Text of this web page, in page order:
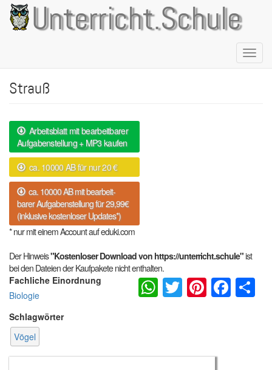
Direkt
zum
Inhalt
Unterricht.Schule
Strauß
Arbeitsblatt mit bearbeitbarer
Aufgabenstellung + MP3 kaufen
ca. 10000 AB für nur 20 €
ca. 10000 AB mit bearbeit-
barer Aufgabenstellung für 29,99€
(inklusive kostenloser Updates*)
* nur mit einem Account auf eduki.com
Der Hinweis"Kostenloser Download von https://unterricht.schule"ist
bei den Dateien der Kaufpakete nicht enthalten.
Fachliche Einordnung
Biologie
Schlagwörter
Vögel
WhatsApp
Twitter